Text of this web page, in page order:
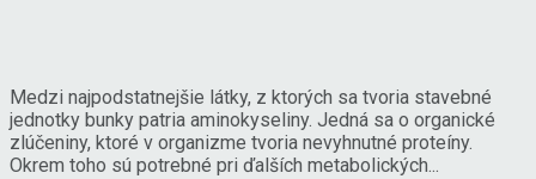
Medzi najpodstatnejšie látky, z ktorých sa tvoria stavebné
jednotky bunky patria aminokyseliny. Jedná sa o organické
zlúčeniny, ktoré v organizme tvoria nevyhnutné proteíny.
Okrem toho sú potrebné pri ďalších metabolických...